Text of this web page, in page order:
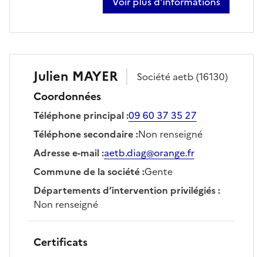
sur frederic clement grandcourt
Julien MAYER Société aetb (16130)
Coordonnées
Téléphone principal:09 60 37 35 27
Téléphone secondaire:Non renseigné
Adresse e-mail:aetb.diag@orange.fr
Commune de la société:Gente
Départements d’intervention privilégiés:
Non renseigné
Certificats